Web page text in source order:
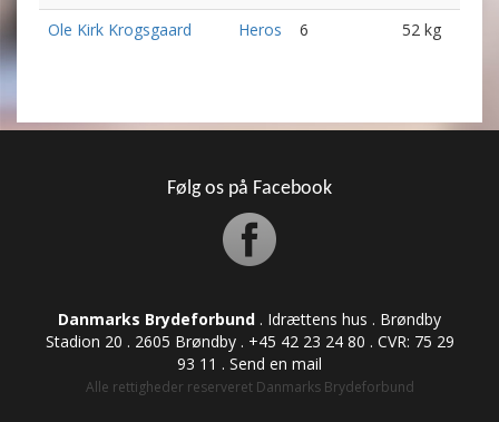
Ole Kirk Krogsgaard Heros 6 52 kg
Følg os på Facebook
Danmarks Brydeforbund . Idrættens hus . Brøndby
Stadion 20 . 2605 Brøndby . +45 42 23 24 80 . CVR: ​​​​​​75 29
93 11 . Send en mail
Alle rettigheder reserveret Danmarks Brydeforbund